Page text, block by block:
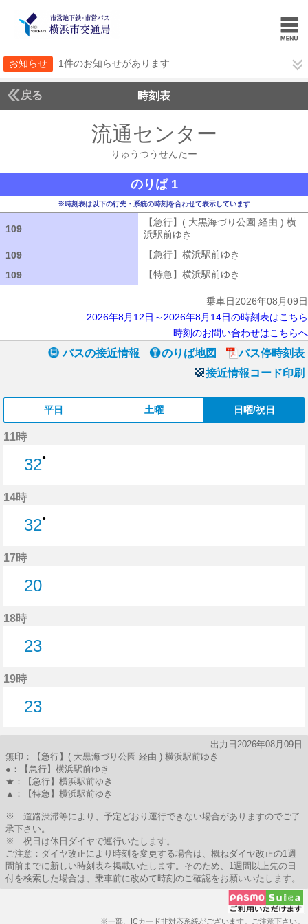
お知らせ 1件のお知らせがあります
戻る 時刻表
流通センター
りゅうつうせんたー
のりば 1
※時刻表は以下の行先・系統の時刻を合わせて表示しています
109
【急行】( 大黒海づり公園 経由 ) 横
浜駅前ゆき
109
【急行】横浜駅前ゆき
109
【特急】横浜駅前ゆき
乗車日2026年08月09日
2026年8月12日～2026年8月14日の時刻表はこちら
時刻のお問い合わせはこちらへ
バスの接近情報 のりば地図
バス停時刻表
接近情報コード印刷
平日 土曜 日曜/祝日
11時
32●
14時
32●
17時
20
18時
23
19時
23
出力日2026年08月09日
無印：【急行】( 大黒海づり公園 経由 ) 横浜駅前ゆき
●：【急行】横浜駅前ゆき
★：【急行】横浜駅前ゆき
▲：【特急】横浜駅前ゆき
※ 道路渋滞等により、予定どおり運行できない場合がありますのでご了
承下さい。
※ 祝日は休日ダイヤで運行いたします。
ご注意：ダイヤ改正により時刻を変更する場合は、概ねダイヤ改正の1週
間前までに新しい時刻表を掲載いたします。そのため、1週間以上先の日
付を検索した場合は、乗車前に改めて時刻のご確認をお願いいたします。
※一部、ICカード非対応系統がございます。ご注意下さい。